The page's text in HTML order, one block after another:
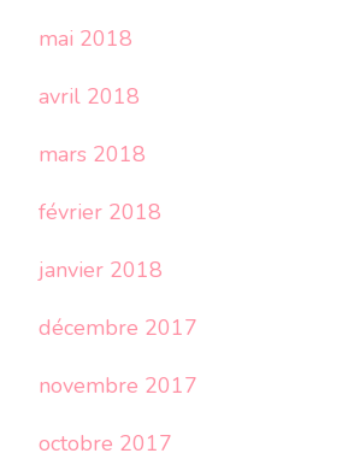
mai 2018
avril 2018
mars 2018
février 2018
janvier 2018
décembre 2017
novembre 2017
octobre 2017